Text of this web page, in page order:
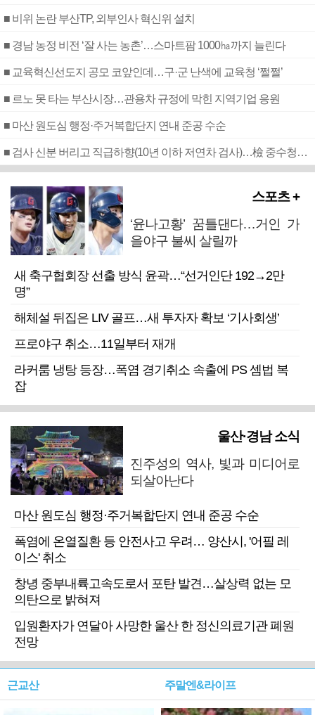
■ 비위 논란 부산TP, 외부인사 혁신위 설치
■ 경남 농정 비전 ‘잘 사는 농촌’…스마트팜 1000㏊까지 늘린다
■ 교육혁신선도지 공모 코앞인데…구·군 난색에 교육청 ‘쩔쩔’
■ 르노 못 타는 부산시장…관용차 규정에 막힌 지역기업 응원
■ 마산 원도심 행정·주거복합단지 연내 준공 수순
■ 검사 신분 버리고 직급하향(10년 이하 저연차 검사)…檢 중수청행 기피
스포츠 +
‘윤나고황’ 꿈틀댄다…거인 가
을야구 불씨 살릴까
새 축구협회장 선출 방식 윤곽…“선거인단 192→2만
명”
해체설 뒤집은 LIV 골프…새 투자자 확보 ‘기사회생’
프로야구 취소…11일부터 재개
라커룸 냉탕 등장…폭염 경기취소 속출에 PS 셈법 복
잡
울산·경남 소식
진주성의 역사, 빛과 미디어로
되살아난다
마산 원도심 행정·주거복합단지 연내 준공 수순
폭염에 온열질환 등 안전사고 우려… 양산시, '어필 레
이스' 취소
창녕 중부내륙고속도로서 포탄 발견…살상력 없는 모
의탄으로 밝혀져
입원환자가 연달아 사망한 울산 한 정신의료기관 폐원
전망
근교산 주말엔&라이프